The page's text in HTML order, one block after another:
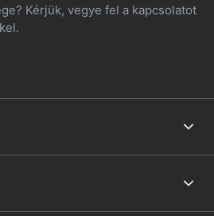
Kérjük, vegye fel a kapcsolatot